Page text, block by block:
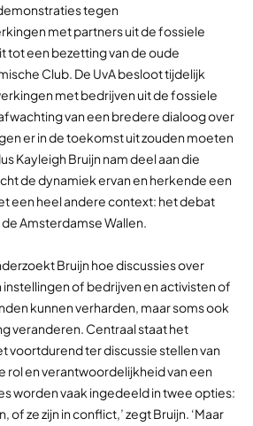
tegen
met partners uit de fossiele
tot een bezetting van de oude
Club. De UvA besloot tijdelijk
met bedrijven uit de fossiele
van een bredere dialoog over
er in de toekomst uit zouden moeten
Kayleigh Bruijn nam deel aan die
de dynamiek ervan en herkende een
een heel andere context: het debat
Amsterdamse Wallen.
Bruijn hoe discussies over
of bedrijven en activisten of
kunnen verharden, maar soms ook
veranderen. Centraal staat het
voortdurend ter discussie stellen van
rol en verantwoordelijkheid van een
worden vaak ingedeeld in twee opties:
of ze zijn in conflict,’ zegt Bruijn. ‘Maar